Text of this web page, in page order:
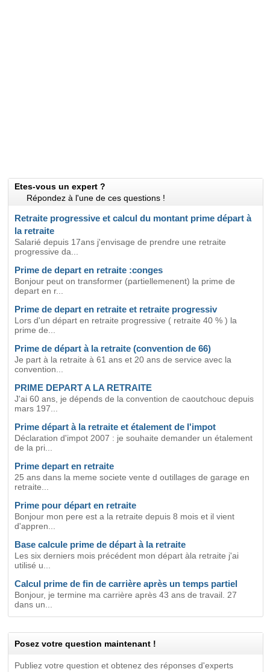
Etes-vous un expert ?
Répondez à l'une de ces questions !
Retraite progressive et calcul du montant prime départ à
la retraite
Salarié depuis 17ans j'envisage de prendre une retraite
progressive da...
Prime de depart en retraite :conges
Bonjour peut on transformer (partiellemenent) la prime de
depart en r...
Prime de depart en retraite et retraite progressiv
Lors d'un départ en retraite progressive ( retraite 40 % ) la
prime de...
Prime de départ à la retraite (convention de 66)
Je part à la retraite à 61 ans et 20 ans de service avec la
convention...
PRIME DEPART A LA RETRAITE
J'ai 60 ans, je dépends de la convention de caoutchouc depuis
mars 197...
Prime départ à la retraite et étalement de l'impot
Déclaration d'impot 2007 : je souhaite demander un étalement
de la pri...
Prime depart en retraite
25 ans dans la meme societe vente d outillages de garage en
retraite...
Prime pour départ en retraite
Bonjour mon pere est a la retraite depuis 8 mois et il vient
d'appren...
Base calcule prime de départ à la retraite
Les six derniers mois précédent mon départ àla retraite j'ai
utilisé u...
Calcul prime de fin de carrière après un temps partiel
Bonjour, je termine ma carrière après 43 ans de travail. 27
dans un...
Posez votre question maintenant !
Publiez votre question et obtenez des réponses d'experts